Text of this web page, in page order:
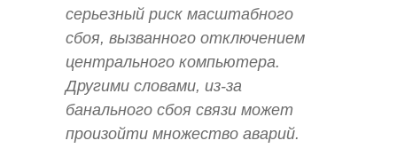
серьезный риск масштабного
сбоя, вызванного отключением
центрального компьютера.
Другими словами, из-за
банального сбоя связи может
произойти множество аварий.